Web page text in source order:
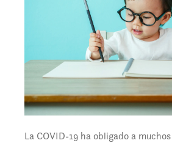
La COVID-19 ha obligado a